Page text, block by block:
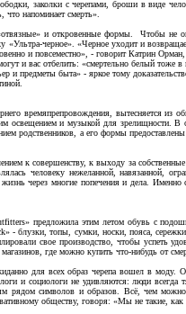
заколки с черепами, броши в виде
напоминает смерть».
и откровенные формы. Чтобы не
черное». «Черное уходит и
и повсеместно», - говорит Катрин
и вас отбелить: «смертельно белый тоже в
и предметы быта» - яркое тому
времяпрепровождения, вытесняется из
освещением и музыкой для зрелищности. В
родственников, а его формы
к совершенству, к выходу за
человеку нежеланной, навязанной,
через многие попечения и дела. Именно
предложила этим летом обувь с
- блузки, топы, сумки, носки, пояса,
свое производство, чтобы успеть
где можно купить что-нибудь от
для всех образ черепа вошел в моду.
и социологи не удивляются: люди всегда
рядом символов и образов. Всё, чем
обществу, говоря: «Мы не такие,